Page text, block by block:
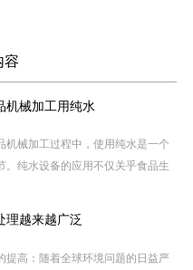
容
机械加工用纯水
机械加工过程中，使用纯水是一个
。纯水设备的应用不仅关乎食品生
理越来越广泛
提高：随着全球环境问题的日益严